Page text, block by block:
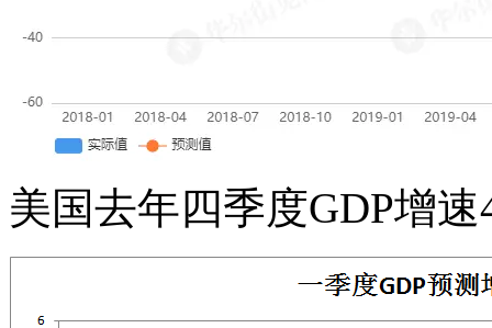
美国去年四季度GDP增